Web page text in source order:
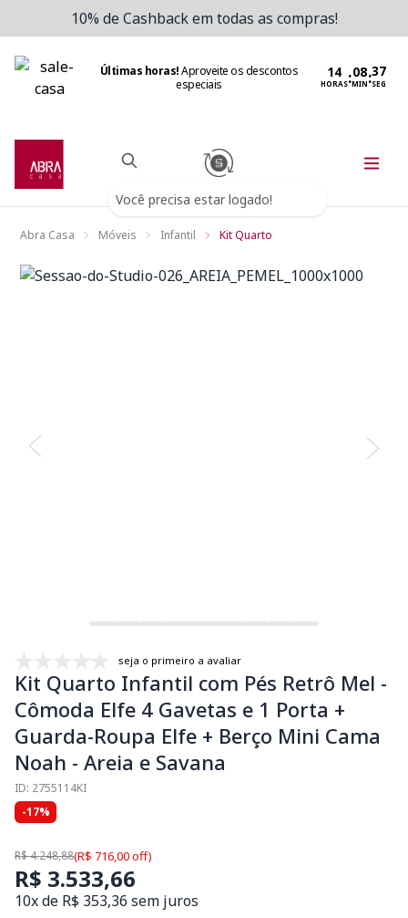
10% de Cashback em todas as compras!
Últimas horas!Aproveite os descontos
especiais
HORAS:MIN:SEG
Você precisa estar logado!
Abra Casa Móveis Infantil Kit Quarto
seja o primeiro a avaliar
Kit Quarto Infantil com Pés Retrô Mel -
Cômoda Elfe 4 Gavetas e 1 Porta +
Guarda-Roupa Elfe + Berço Mini Cama
Noah - Areia e Savana
ID: 2755114KI
-17%
R$ 4.248,88(R$ 716,00 off)
R$ 3.533,66
10x de R$ 353,36 sem juros